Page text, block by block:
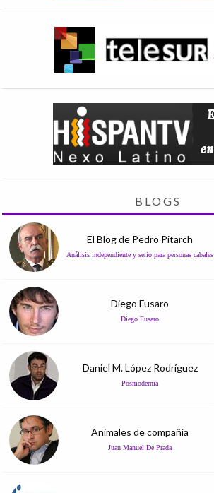
BLOGS
El Blog de Pedro Pitarch
Análisis independiente y serio para personas cabales
Diego Fusaro
Diego Fusaro
Daniel M. López Rodríguez
Posmodernia
Animales de compañía
Juan Manuel De Prada